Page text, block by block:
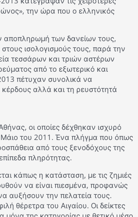
την ώρα που ο ελληνικός
αποπληρωμή των δανείων τους,
ισολογισμούς τους, παρά την
τεσσάρων και τριών αστέρων
από το εξωτερικό και
πέτυχαν συνολικά να
αλλά και τη ρευστότητά
οι οποίες δέχθηκαν ισχυρό
του 2011. Ένα πλήγμα που όπως
από τους ξενοδόχους της
πληρότητας.
κάπως η κατάσταση, με τις ζημιές
να είναι πιεσμένα, προφανώς
αυξήσουν την πελατεία τους.
θέρετρα του Αιγαίου. Οι δείκτες